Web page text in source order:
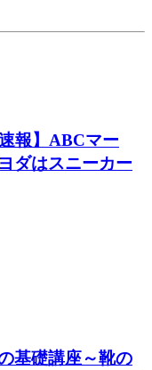
報】ABCマー
ダはスニーカー
基礎講座～靴の